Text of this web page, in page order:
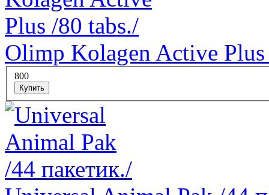
Olimp Kolagen Active
800
Купить